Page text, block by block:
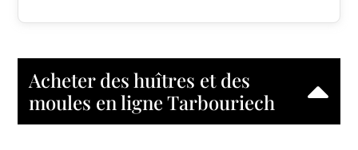
Acheter des huîtres et des
moules en ligne Tarbouriech